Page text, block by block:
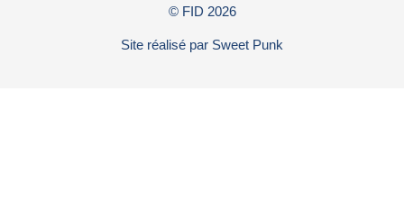
© FID 2026
Site réalisé par Sweet Punk